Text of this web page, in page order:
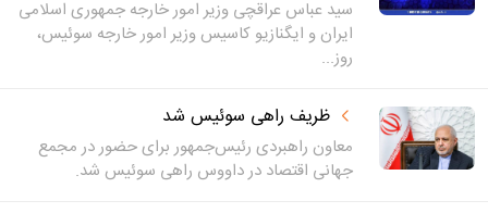
سید عباس عراقچی وزیر امور خارجه جمهوری اسلامی
ایران و ایگنازیو کاسیس وزیر امور خارجه سوئیس،
روز...
ظریف راهی سوئیس شد
معاون راهبردی رئیس‌جمهور برای حضور در مجمع
جهانی اقتصاد در داووس راهی سوئیس شد.